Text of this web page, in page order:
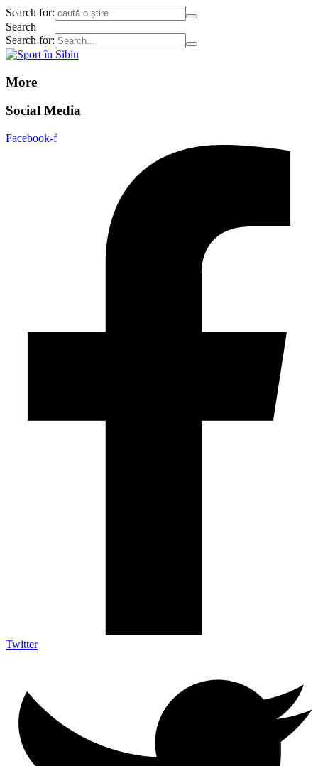
Search for:
Search
Search for:
More
Social Media
Facebook-f
Twitter